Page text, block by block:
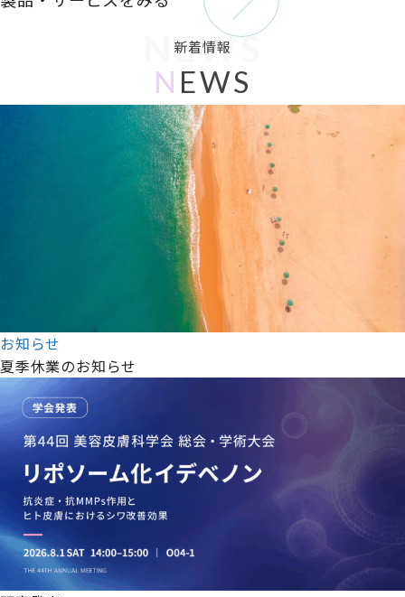
新着情報
NEWS
N EWS
お知らせ
夏季休業のお知らせ